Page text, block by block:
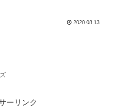
2020.08.13
ーリンク